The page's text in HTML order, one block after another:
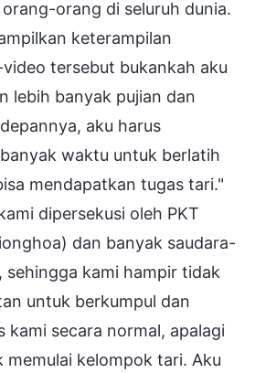
orang di seluruh dunia.
keterampilan
tersebut bukankah aku
lebih banyak pujian dan
aku harus
waktu untuk berlatih
mendapatkan tugas tari."
dipersekusi oleh PKT
dan banyak saudara-
sehingga kami hampir tidak
untuk berkumpul dan
kami secara normal, apalagi
memulai kelompok tari. Aku